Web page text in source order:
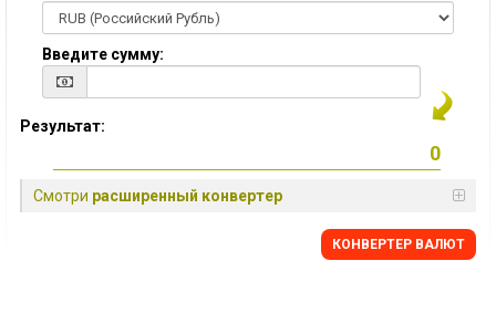
Введите сумму:
Результат:
Смотри расширенный конвертер
КОНВЕРТЕР ВАЛЮТ